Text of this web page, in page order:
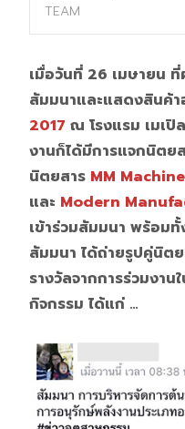
TEAM
เมื่อวันที่ 26 เมษายน ที่
สัมมนาและแสดงสินค้
2017 ณ โรงแรม เมเปิ
งานก็ได้มีการแจกนิตย
นิตยสาร MM
และ Modern
เข้าร่วมสัมมนา พร้อมทั้
สัมมนา ได้ถ่ายรูปคู่นิต
รางวัลจากการร่วมงา
กิจกรรม ได้แก่ …